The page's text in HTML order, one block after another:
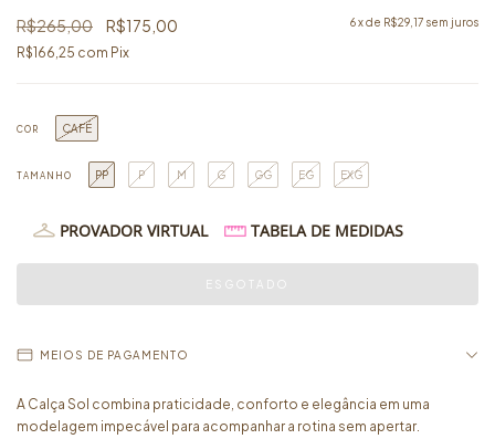
R$265,00 R$175,00 6x de R$29,17 sem juros
R$166,25 com Pix
COR CAFÉ
TAMANHO PP P M G GG EG EXG
PROVADOR VIRTUAL TABELA DE MEDIDAS
MEIOS DE PAGAMENTO
A Calça Sol combina praticidade, conforto e elegância em uma
modelagem impecável para acompanhar a rotina sem apertar.